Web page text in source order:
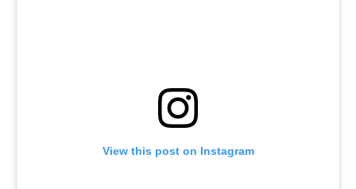
View this post on Instagram